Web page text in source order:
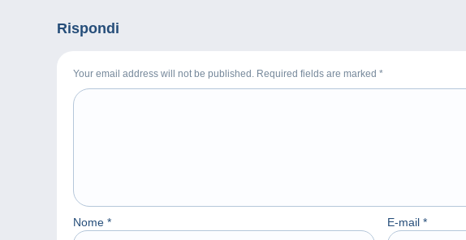
Rispondi
Your email address will not be published. Required fields are marked *
Nome * E-mail *